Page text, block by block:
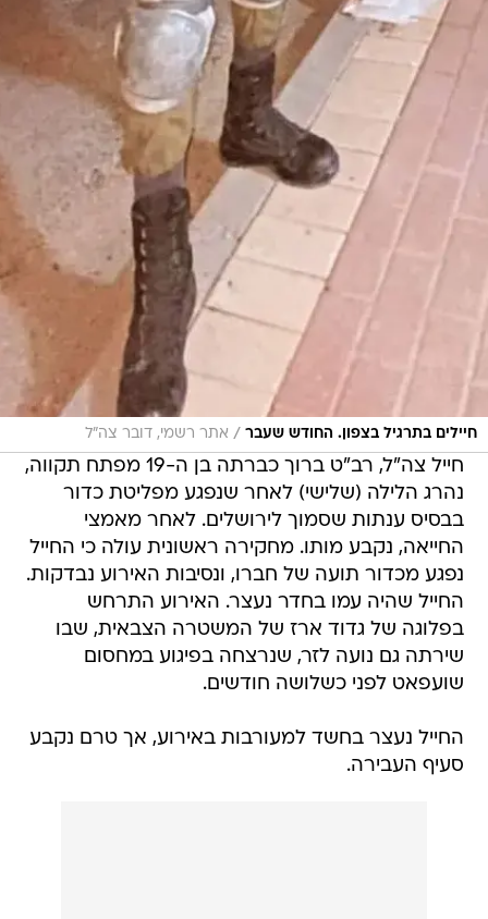
חיילים בתרגיל בצפון. החודש שעבר / אתר רשמי, דובר צה"ל
חייל צה"ל, רב"ט ברוך כברתה בן ה-19 מפתח תקווה,
נהרג הלילה (שלישי) לאחר שנפגע מפליטת כדור
בבסיס ענתות שסמוך לירושלים. לאחר מאמצי
החייאה, נקבע מותו. מחקירה ראשונית עולה כי החייל
נפגע מכדור תועה של חברו, ונסיבות האירוע נבדקות.
החייל שהיה עמו בחדר נעצר. האירוע התרחש
בפלוגה של גדוד ארז של המשטרה הצבאית, שבו
שירתה גם נועה לזר, שנרצחה בפיגוע במחסום
שועפאט לפני כשלושה חודשים.
החייל נעצר בחשד למעורבות באירוע, אך טרם נקבע
סעיף העבירה.